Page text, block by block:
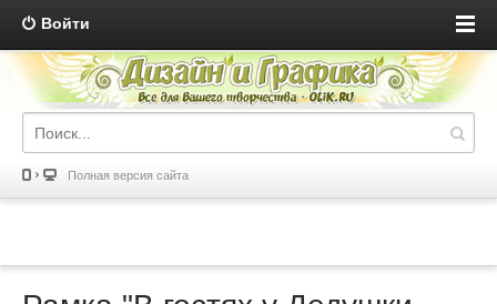
Войти
Полная версия сайта